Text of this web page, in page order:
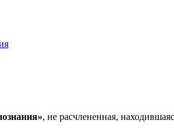
, не расчлененная,